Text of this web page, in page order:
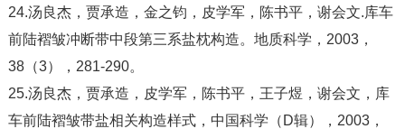
24.汤良杰，贾承造，金之钧，皮学军，陈书平，谢会文.库车
前陆褶皱冲断带中段第三系盐枕构造。地质科学，2003，
38（3），281-290。
25.汤良杰，贾承造，皮学军，陈书平，王子煜，谢会文，库
车前陆褶皱带盐相关构造样式，中国科学（D辑），2003，